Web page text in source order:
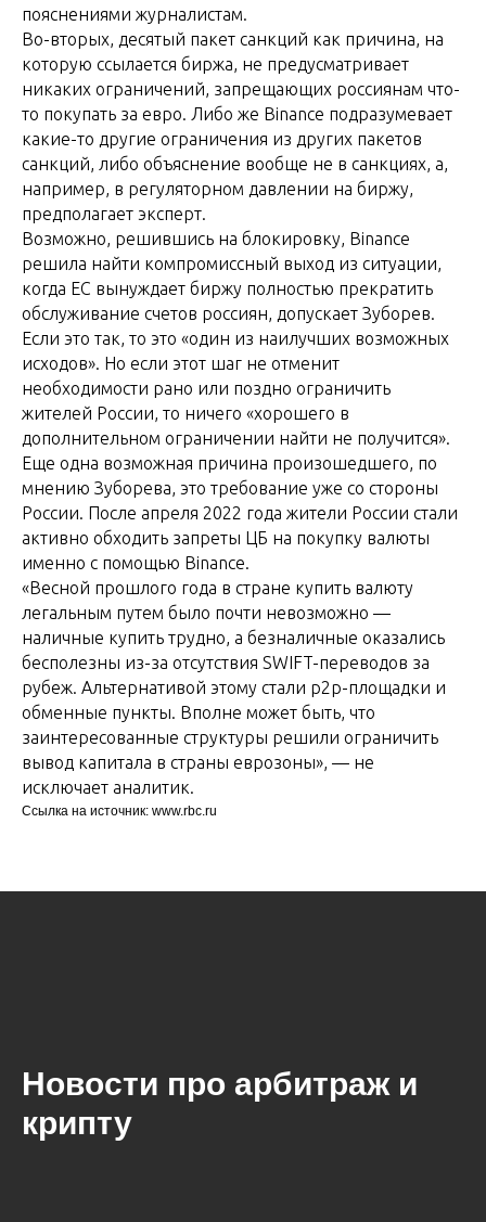
пояснениями журналистам.
Во-вторых, десятый пакет санкций как причина, на
которую ссылается биржа, не предусматривает
никаких ограничений, запрещающих россиянам что-
то покупать за евро. Либо же Binance подразумевает
какие-то другие ограничения из других пакетов
санкций, либо объяснение вообще не в санкциях, а,
например, в регуляторном давлении на биржу,
предполагает эксперт.
Возможно, решившись на блокировку, Binance
решила найти компромиссный выход из ситуации,
когда ЕС вынуждает биржу полностью прекратить
обслуживание счетов россиян, допускает Зуборев.
Если это так, то это «один из наилучших возможных
исходов». Но если этот шаг не отменит
необходимости рано или поздно ограничить
жителей России, то ничего «хорошего в
дополнительном ограничении найти не получится».
Еще одна возможная причина произошедшего, по
мнению Зуборева, это требование уже со стороны
России. После апреля 2022 года жители России стали
активно обходить запреты ЦБ на покупку валюты
именно с помощью Binance.
«Весной прошлого года в стране купить валюту
легальным путем было почти невозможно —
наличные купить трудно, а безналичные оказались
бесполезны из-за отсутствия SWIFT-переводов за
рубеж. Альтернативой этому стали p2p-площадки и
обменные пункты. Вполне может быть, что
заинтересованные структуры решили ограничить
вывод капитала в страны еврозоны», — не
исключает аналитик.
Ссылка на источник: www.rbc.ru
Новости про арбитраж и
крипту